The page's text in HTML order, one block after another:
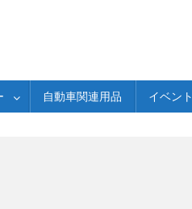
自動車関連用品 イベント